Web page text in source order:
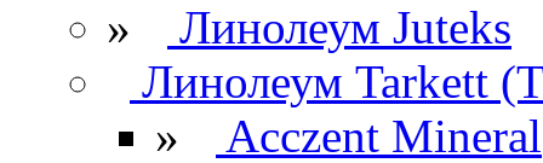
»
Линолеум Juteks
Линолеум Tarkett
»
Acczent Mineral